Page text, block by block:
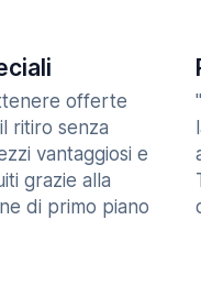
offerte
ritiro senza
vantaggiosi e
grazie alla
di primo piano